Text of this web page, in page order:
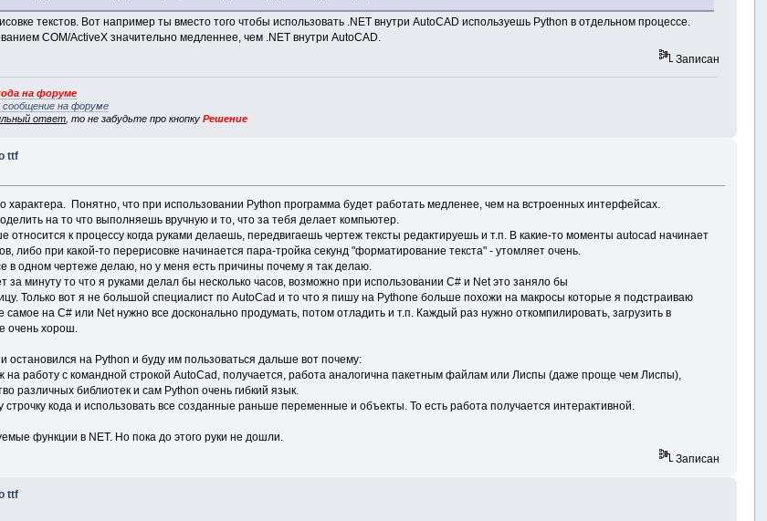
текстов. Вот например ты вместо того чтобы использовать .NET внутри AutoCAD используешь Python в отдельном процессе.
COM/ActiveX значительно медленнее, чем .NET внутри AutoCAD.
Записан
на форуме
сообщение на форуме
ответ , то не забудьте про кнопкуРешение
ttf
характера. Понятно, что при использовании Python программа будет работать медленее, чем на встроенных интерфейсах.
на то что выполняешь вручную и то, что за тебя делает компьютер.
относится к процессу когда руками делаешь, передвигаешь чертеж тексты редактируешь и т.п. В какие-то моменты autocad начинает
либо при какой-то перерисовке начинается пара-тройка секунд "форматирование текста" - утомляет очень.
в одном чертеже делаю, но у меня есть причины почему я так делаю.
за минуту то что я руками делал бы несколько часов, возможно при использовании C# и Net это заняло бы
Только вот я не большой специалист по AutoCad и то что я пишу на Pythonе больше похожи на макросы которые я подстраиваю
на C# или Net нужно все досконально продумать, потом отладить и т.п. Каждый раз нужно откомпилировать, загрузить в
очень хорош.
остановился на Python и буду им пользоваться дальше вот почему:
на работу с командной строкой AutoCad, получается, работа аналогична пакетным файлам или Лиспы (даже проще чем Лиспы),
различных библиотек и сам Python очень гибкий язык.
строчку кода и использовать все созданные раньше переменные и объекты. То есть работа получается интерактивной.
функции в NET. Но пока до этого руки не дошли.
Записан
ttf